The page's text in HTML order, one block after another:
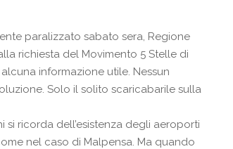
paralizzato sabato sera, Regione
richiesta del Movimento 5 Stelle di
informazione utile. Nessun
Solo il solito scaricabarile sulla
ricorda dell’esistenza degli aeroporti
nel caso di Malpensa. Ma quando